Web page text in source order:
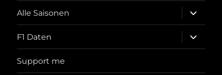
Alle Saisonen
öffnen
F1 Daten
öffnen
Support me